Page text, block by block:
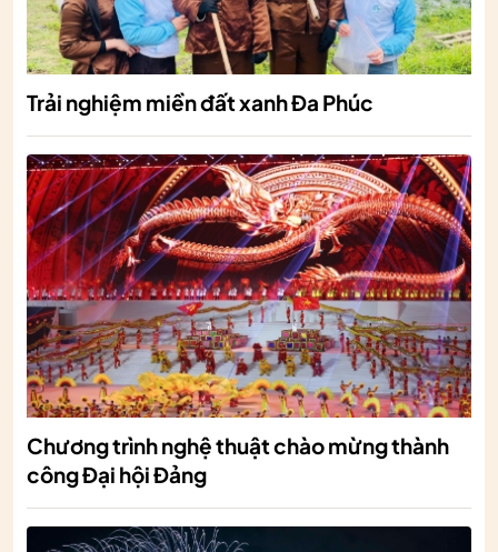
Trải nghiệm miền đất xanh Đa Phúc
Chương trình nghệ thuật chào mừng thành
công Đại hội Đảng